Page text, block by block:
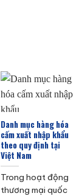
Danh mục hàng hóa
cấm xuất nhập khẩu
theo quy định tại
Việt Nam
Trong hoạt động
thương mại quốc